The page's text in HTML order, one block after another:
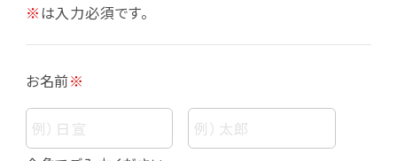
個人情報
個人情報とは、お客様個人に関する情報であっ
※は入力必須です。
お名前※